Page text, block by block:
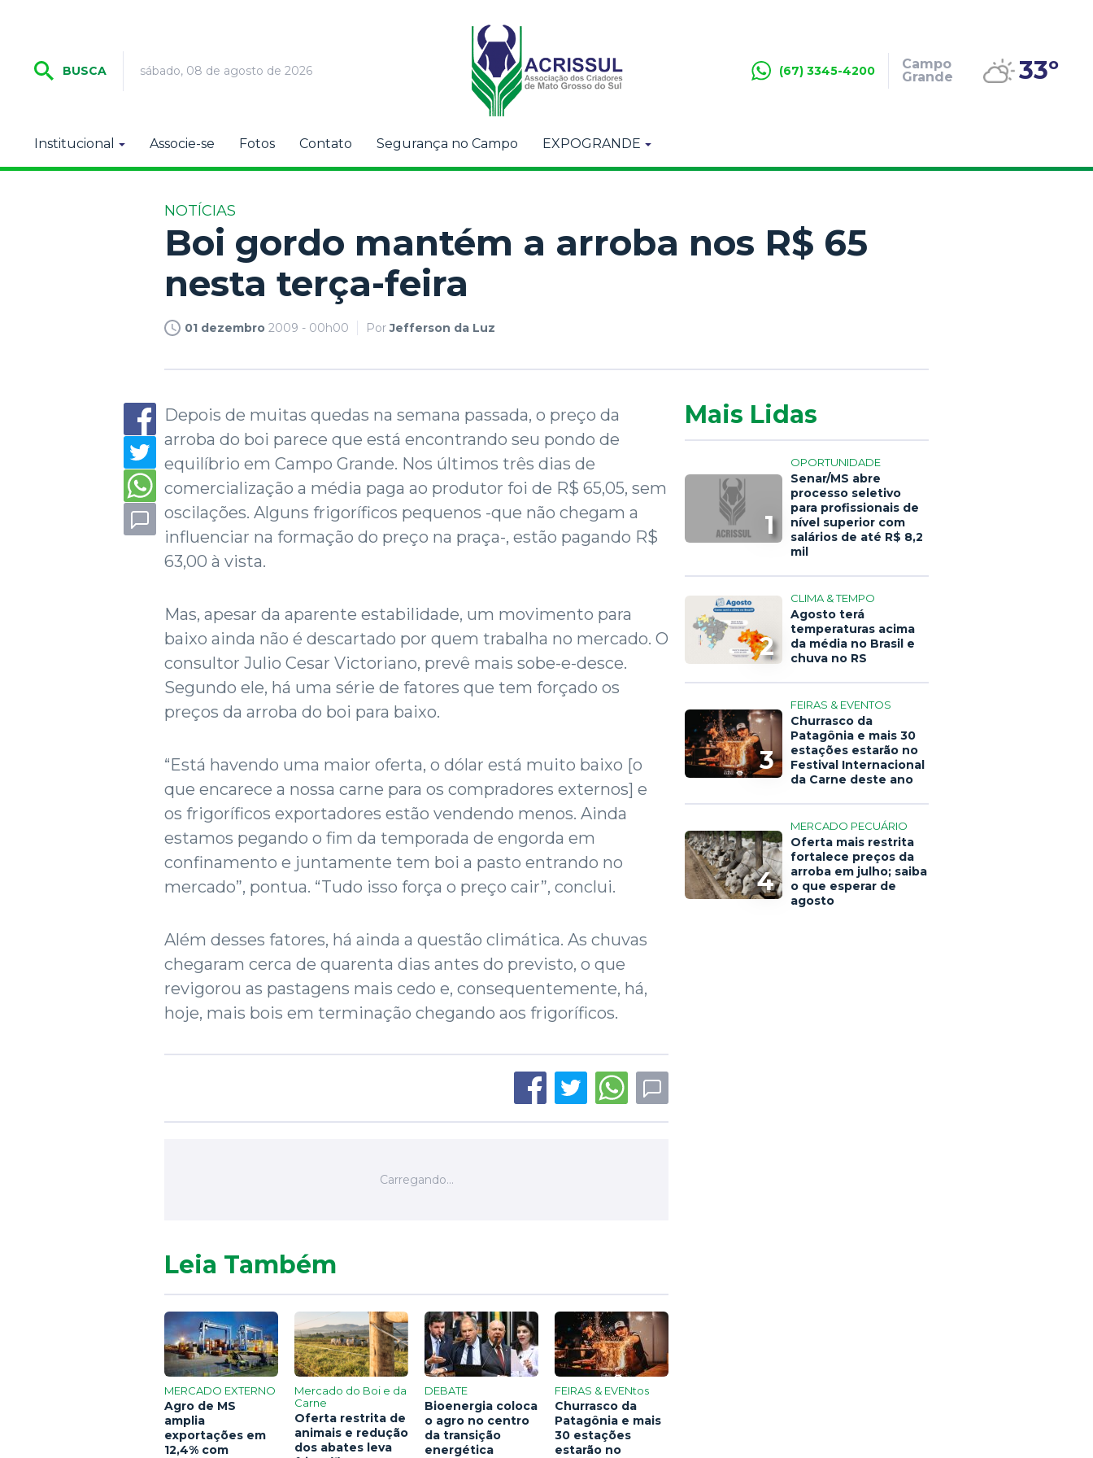
BUSCA sábado, 08 de agosto de 2026 (67) 3345-4200
Campo
Grande
33º
Institucional Associe-se Fotos Contato Segurança no Campo EXPOGRANDE
NOTÍCIAS
Boi gordo mantém a arroba nos R$ 65
nesta terça-feira
01 dezembro 2009 - 00h00 PorJefferson da Luz
Depois de muitas quedas na semana passada, o preço da
arroba do boi parece que está encontrando seu pondo de
equilíbrio em Campo Grande. Nos últimos três dias de
comercialização a média paga ao produtor foi de R$ 65,05, sem
oscilações. Alguns frigoríficos pequenos -que não chegam a
influenciar na formação do preço na praça-, estão pagando R$
63,00 à vista.
Mas, apesar da aparente estabilidade, um movimento para
baixo ainda não é descartado por quem trabalha no mercado. O
consultor Julio Cesar Victoriano, prevê mais sobe-e-desce.
Segundo ele, há uma série de fatores que tem forçado os
preços da arroba do boi para baixo.
“Está havendo uma maior oferta, o dólar está muito baixo [o
que encarece a nossa carne para os compradores externos] e
os frigoríficos exportadores estão vendendo menos. Ainda
estamos pegando o fim da temporada de engorda em
confinamento e juntamente tem boi a pasto entrando no
mercado”, pontua. “Tudo isso força o preço cair”, conclui.
Além desses fatores, há ainda a questão climática. As chuvas
chegaram cerca de quarenta dias antes do previsto, o que
revigorou as pastagens mais cedo e, consequentemente, há,
hoje, mais bois em terminação chegando aos frigoríficos.
Mais Lidas
1
OPORTUNIDADE
Senar/MS abre
processo seletivo
para profissionais de
nível superior com
salários de até R$ 8,2
mil
2
CLIMA & TEMPO
Agosto terá
temperaturas acima
da média no Brasil e
chuva no RS
3
FEIRAS & EVENTOS
Churrasco da
Patagônia e mais 30
estações estarão no
Festival Internacional
da Carne deste ano
4
MERCADO PECUÁRIO
Oferta mais restrita
fortalece preços da
arroba em julho; saiba
o que esperar de
agosto
Leia Também
MERCADO EXTERNO
Agro de MS
amplia
exportações em
12,4% com
Mercado do Boi e da
Carne
Oferta restrita de
animais e redução
dos abates leva
DEBATE
Bioenergia coloca
o agro no centro
da transição
energética
FEIRAS & EVENtos
Churrasco da
Patagônia e mais
30 estações
estarão no